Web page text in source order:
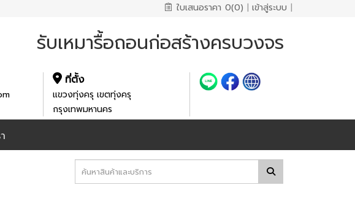
ใบเสนอราคา 0(0) | เข้าสู่ระบบ |
รับเหมารื้อถอนก่อสร้างครบวงจร
ที่ตั้ง
แขวงทุ่งครุ เขตทุ่งครุ
กรุงเทพมหานคร